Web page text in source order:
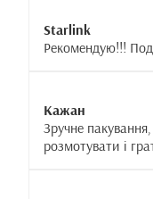
Starlink
Рекомендую!!!
Кажан
Зручне
розмотувати і